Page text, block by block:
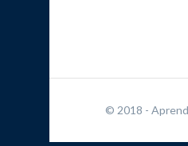
© 2018 -